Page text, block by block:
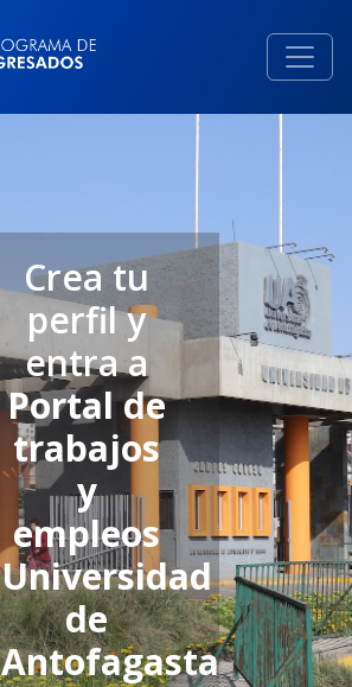
Crea tu
perfil y
entra a
Portal de
trabajos
y
empleos
Universidad
de
Antofagasta